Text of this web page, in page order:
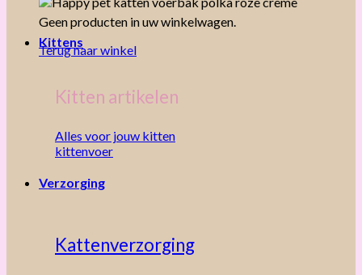
Geen producten in uw winkelwagen.
Terug naar winkel
Kittens
Kitten artikelen
Alles voor jouw kitten
kittenvoer
Verzorging
Kattenverzorging